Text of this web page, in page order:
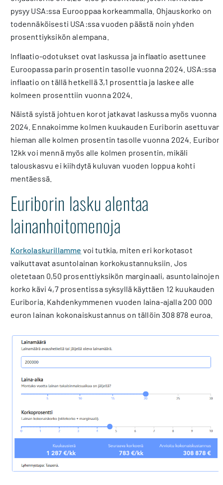
pysyy USA:ssa Eurooppaa korkeammalla. Ohjauskorko on
todennäköisesti USA:ssa vuoden päästä noin yhden
prosenttiyksikön alempana.
Inflaatio-odotukset ovat laskussa ja inflaatio asettunee
Euroopassa parin prosentin tasolle vuonna 2024. USA:ssa
inflaatio on tällä hetkellä 3,1 prosenttia ja laskee alle
kolmeen prosenttiin vuonna 2024.
Näistä syistä johtuen korot jatkavat laskussa myös vuonna
2024. Ennakoimme kolmen kuukauden Euriborin asettuvan
hieman alle kolmen prosentin tasolle vuonna 2024. Euribor
12kk voi mennä myös alle kolmen prosentin, mikäli
talouskasvu ei kiihdytä kuluvan vuoden loppua kohti
mentäessä.
Euriborin lasku alentaa
lainanhoitomenoja
Korkolaskurillamme voi tutkia, miten eri korkotasot
vaikuttavat asuntolainan korkokustannuksiin. Jos
oletetaan 0,50 prosenttiyksikön marginaali, asuntolainojen
korko kävi 4,7 prosentissa syksyllä käyttäen 12 kuukauden
Euriboria. Kahdenkymmenen vuoden laina-ajalla 200 000
euron lainan kokonaiskustannus on tällöin 308 878 euroa.